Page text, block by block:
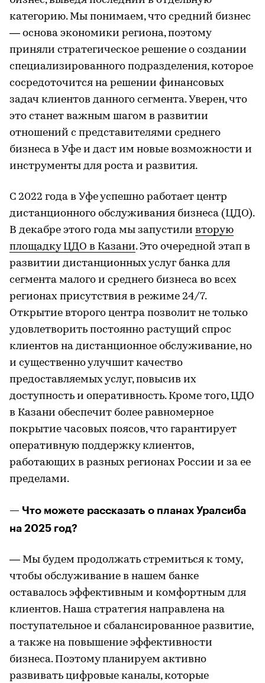
категорию. Мы понимаем, что средний бизнес
— основа экономики региона, поэтому
приняли стратегическое решение о создании
специализированного подразделения, которое
сосредоточится на решении финансовых
задач клиентов данного сегмента. Уверен, что
это станет важным шагом в развитии
отношений с представителями среднего
бизнеса в Уфе и даст им новые возможности и
инструменты для роста и развития.
С 2022 года в Уфе успешно работает центр
дистанционного обслуживания бизнеса (ЦДО).
В декабре этого года мы запустили вторую
площадку ЦДО в Казани. Это очередной этап в
развитии дистанционных услуг банка для
сегмента малого и среднего бизнеса во всех
регионах присутствия в режиме 24/7.
Открытие второго центра позволит не только
удовлетворить постоянно растущий спрос
клиентов на дистанционное обслуживание, но
и существенно улучшит качество
предоставляемых услуг, повысив их
доступность и оперативность. Кроме того, ЦДО
в Казани обеспечит более равномерное
покрытие часовых поясов, что гарантирует
оперативную поддержку клиентов,
работающих в разных регионах России и за ее
пределами.
— Что можете рассказать о планах Уралсиба
на 2025 год?
— Мы будем продолжать стремиться к тому,
чтобы обслуживание в нашем банке
оставалось эффективным и комфортным для
клиентов. Наша стратегия направлена на
поступательное и сбалансированное развитие,
а также на повышение эффективности
бизнеса. Поэтому планируем активно
развивать цифровые каналы, которые